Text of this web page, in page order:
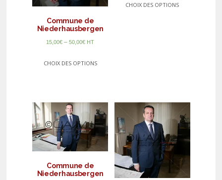
Commune de
Niederhausbergen
15,00€ –50,00€ HT
CHOIX DES OPTIONS
CHOIX DES OPTIONS
Commune de
Niederhausbergen